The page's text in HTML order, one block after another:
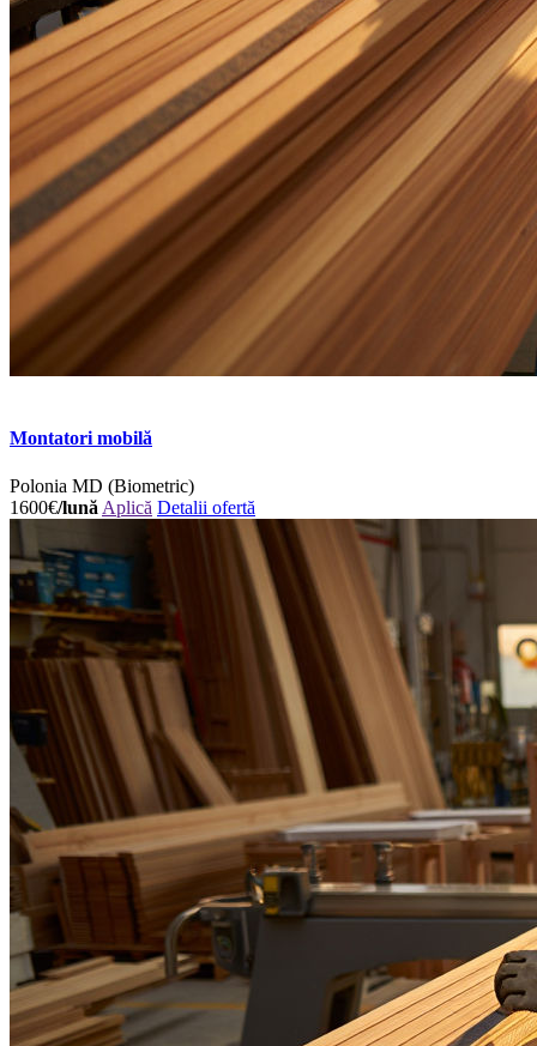
Montatori mobilă
Polonia MD (Biometric)
1600€/lună Aplică Detalii ofertă